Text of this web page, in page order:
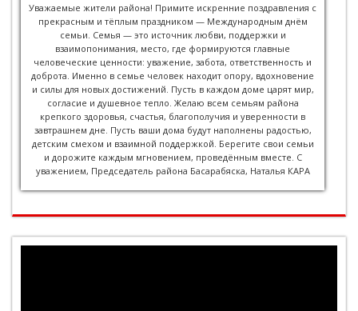
Уважаемые жители района! Примите искренние поздравления с
прекрасным и тёплым праздником — Международным днём
семьи. Семья — это источник любви, поддержки и
взаимопонимания, место, где формируются главные
человеческие ценности: уважение, забота, ответственность и
доброта. Именно в семье человек находит опору, вдохновение
и силы для новых достижений. Пусть в каждом доме царят мир,
согласие и душевное тепло. Желаю всем семьям района
крепкого здоровья, счастья, благополучия и уверенности в
завтрашнем дне. Пусть ваши дома будут наполнены радостью,
детским смехом и взаимной поддержкой. Берегите свои семьи
и дорожите каждым мгновением, проведённым вместе. С
уважением, Председатель района Басарабяска, Наталья КАРА